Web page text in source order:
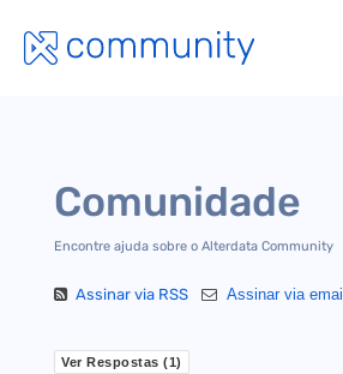
Comunidade
Encontre ajuda sobre o Alterdata Community
Assinar via RSS Assinar via email
Ver Respostas (1)